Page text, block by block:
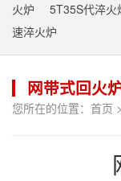
火炉
5T35S代淬火
速淬火炉
网带式回火
您所在的位置： 首页 >